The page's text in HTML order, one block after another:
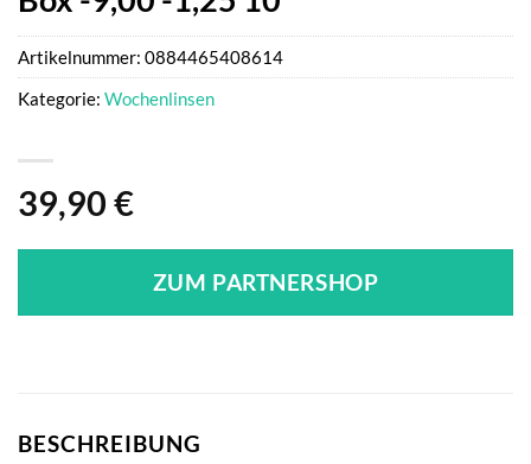
39,90 €
ZUM PARTNERSHOP
Artikelnummer: 0884465408614
Kategorie: Wochenlinsen
BESCHREIBUNG